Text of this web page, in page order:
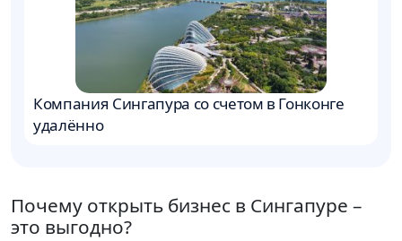
Компания Сингапура со счетом в Гонконге
удалённо
Почему открыть бизнес в Сингапуре –
это выгодно?